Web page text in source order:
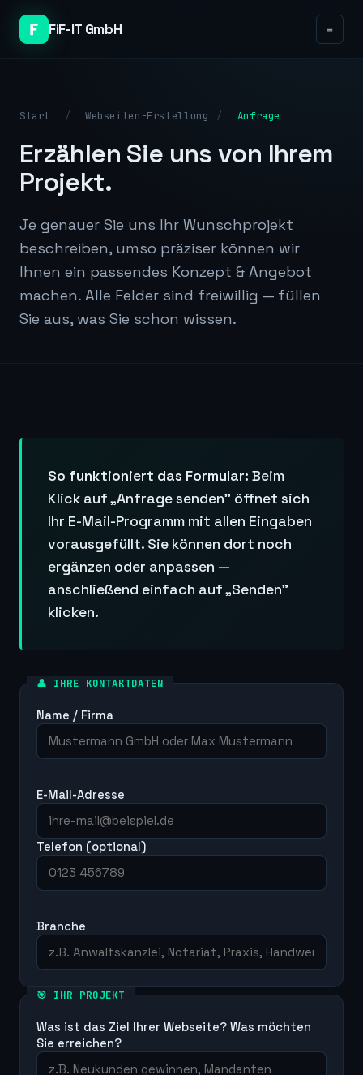
FiF-IT GmbH ≡
Start / Webseiten-Erstellung / Anfrage
Erzählen Sie uns von Ihrem
Projekt.
Je genauer Sie uns Ihr Wunschprojekt
beschreiben, umso präziser können wir
Ihnen ein passendes Konzept & Angebot
machen. Alle Felder sind freiwillig — füllen
Sie aus, was Sie schon wissen.
So funktioniert das Formular: Beim
Klick auf „Anfrage senden" öffnet sich
Ihr E-Mail-Programm mit allen Eingaben
vorausgefüllt. Sie können dort noch
ergänzen oder anpassen —
anschließend einfach auf „Senden"
klicken.
👤 IHRE KONTAKTDATEN
Name / Firma
E-Mail-Adresse
Telefon (optional)
Branche
🎯 IHR PROJEKT
Was ist das Ziel Ihrer Webseite? Was möchten
Sie erreichen?